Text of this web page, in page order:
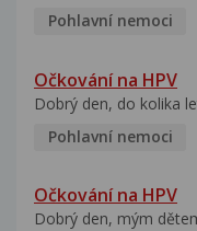
Pohlavní nemoci
Očkování na HPV
Dobrý den, do kolika
Pohlavní nemoci
Očkování na HPV
Dobrý den, mým